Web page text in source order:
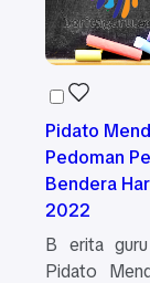
Pidato
Pedoman
Bendera
2022
B erita
Pidato